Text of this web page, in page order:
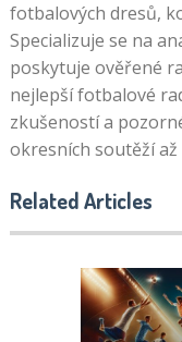
fotbalových dresů,
Specializuje se na
poskytuje ověřené
nejlepší fotbalové
zkušeností a
okresních soutěží
Related Articles